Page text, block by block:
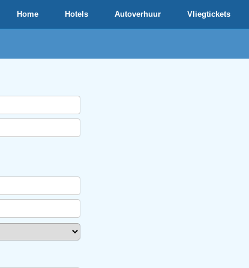
Home Hotels Autoverhuur Vliegtickets